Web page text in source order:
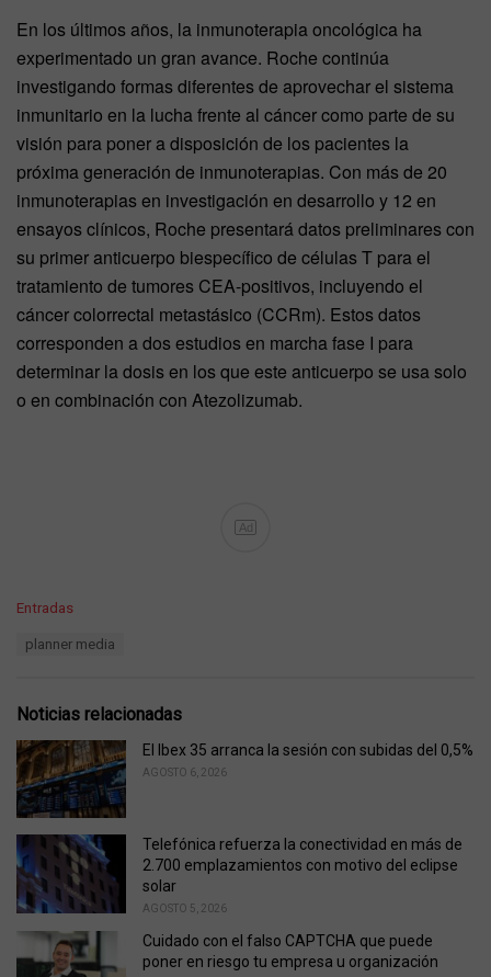
En los últimos años, la inmunoterapia oncológica ha
experimentado un gran avance. Roche continúa
investigando formas diferentes de aprovechar el sistema
inmunitario en la lucha frente al cáncer como parte de su
visión para poner a disposición de los pacientes la
próxima generación de inmunoterapias. Con más de 20
inmunoterapias en investigación en desarrollo y 12 en
ensayos clínicos, Roche presentará datos preliminares con
su primer anticuerpo biespecífico de células T para el
tratamiento de tumores CEA-positivos, incluyendo el
cáncer colorrectal metastásico (CCRm). Estos datos
corresponden a dos estudios en marcha fase I para
determinar la dosis en los que este anticuerpo se usa solo
o en combinación con Atezolizumab.
Ad
C
o
r
i
e
s
Entradas
:
planner media
Noticias relacionadas
El Ibex 35 arranca la sesión con subidas del 0,5%
AGOSTO 6, 2026
Telefónica refuerza la conectividad en más de
2.700 emplazamientos con motivo del eclipse
solar
AGOSTO 5, 2026
Cuidado con el falso CAPTCHA que puede
poner en riesgo tu empresa u organización